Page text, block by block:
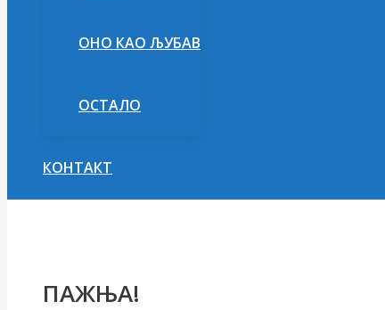
ОНО КАО ЉУБАВ
ОСТАЛО
КОНТАКТ
ПАЖЊА!